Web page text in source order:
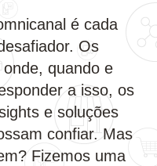
é cada
Os
quando e
a isso, os
e soluções
confiar. Mas
Fizemos uma